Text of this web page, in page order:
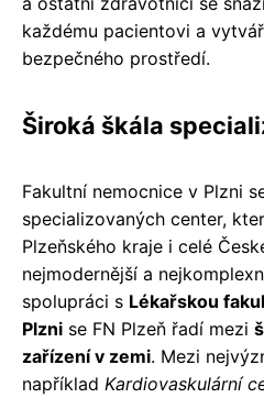
každému pacientovi a
bezpečného prostředí.
Široká škála
Fakultní nemocnice v Plzni
specializovaných center,
Plzeňského kraje i celé
nejmodernější a
spolupráci s Lékařskou
Plzni se FN Plzeň řadí mezi
zařízení v zemi. Mezi
například Kardiovaskulární